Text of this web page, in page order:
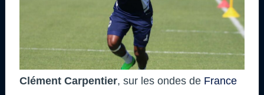
Clément Carpentier, sur les ondes de France